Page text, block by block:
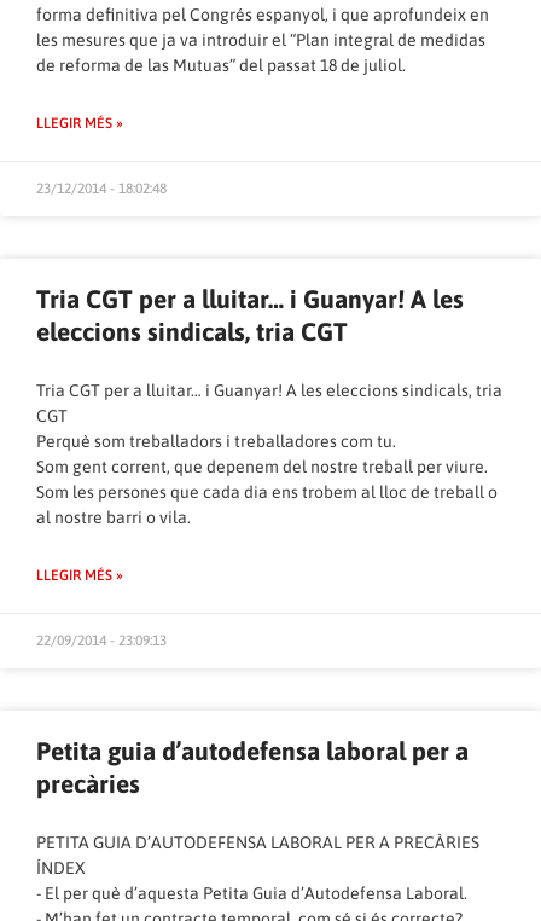
forma definitiva pel Congrés espanyol, i que aprofundeix en
les mesures que ja va introduir el “Plan integral de medidas
de reforma de las Mutuas” del passat 18 de juliol.
LLEGIR MÉS »
23/12/2014 - 18:02:48
Tria CGT per a lluitar… i Guanyar! A les
eleccions sindicals, tria CGT
Tria CGT per a lluitar… i Guanyar! A les eleccions sindicals, tria
CGT
Perquè som treballadors i treballadores com tu.
Som gent corrent, que depenem del nostre treball per viure.
Som les persones que cada dia ens trobem al lloc de treball o
al nostre barri o vila.
LLEGIR MÉS »
22/09/2014 - 23:09:13
Petita guia d’autodefensa laboral per a
precàries
PETITA GUIA D’AUTODEFENSA LABORAL PER A PRECÀRIES
ÍNDEX
-‎ ‏El per què d’aquesta Petita Guia d’Autodefensa Laboral.